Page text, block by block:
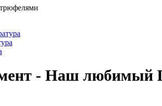
- Наш любимый